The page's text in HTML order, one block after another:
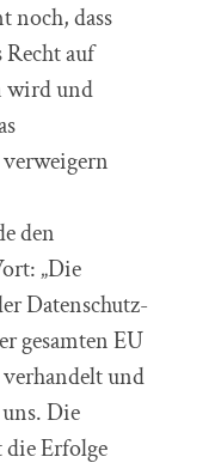
noch, dass
auf
wird und
den
„Die
Datenschutz-
gesamten EU
und
Die
die Erfolge